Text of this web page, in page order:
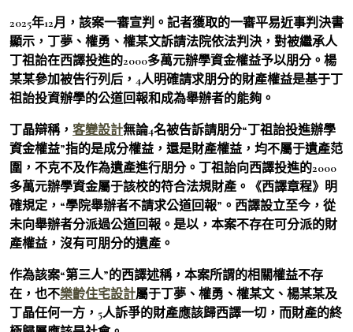
2025年12月，該案一審宣判。記者獲取的一審平易近事判決書
顯示，丁夢、權勇、權某文訴請法院依法判決，對被繼承人
丁祖詒在西譯投進的2000多萬元辦學資金權益予以朋分。楊
某某參加被告行列后，4人明確請求朋分的財產權益是基于丁
祖詒投資辦學的公道回報和成為舉辦者的能夠。
丁晶辯稱， 客變設計無論4名被告訴請朋分“丁祖詒投進辦學
資金權益”指的是成分權益，還是財產權益，均不屬于遺產范
圍，不克不及作為遺產進行朋分。丁祖詒向西譯投進的2000
多萬元辦學資金屬于該校的符合法規財產。《西譯章程》明
確規定，“學院舉辦者不請求公道回報”。西譯設立至今，從
未向舉辦者分派過公道回報。是以，本案不存在可分派的財
產權益，沒有可朋分的遺產。
作為該案“第三人”的西譯述稱，本案所謂的相關權益不存
在，也不樂齡住宅設計屬于丁夢、權勇、權某文、楊某某及
丁晶任何一方，5人訴爭的財產應該歸西譯一切，而財產的終